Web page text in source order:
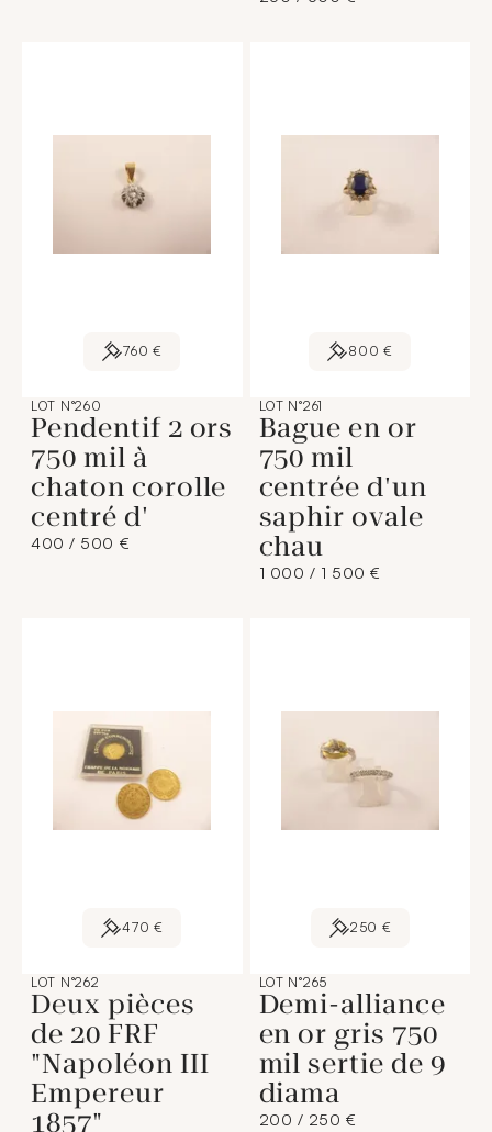
760 €
LOT N°260
Pendentif 2 ors
750 mil à
chaton corolle
centré d'
400 / 500 €
800 €
LOT N°261
Bague en or
750 mil
centrée d'un
saphir ovale
chau
1 000 / 1 500 €
470 €
LOT N°262
Deux pièces
de 20 FRF
"Napoléon III
Empereur
1857"
250 €
LOT N°265
Demi-alliance
en or gris 750
mil sertie de 9
diama
200 / 250 €